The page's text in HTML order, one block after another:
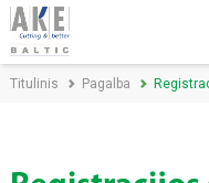
Titulinis Pagalba